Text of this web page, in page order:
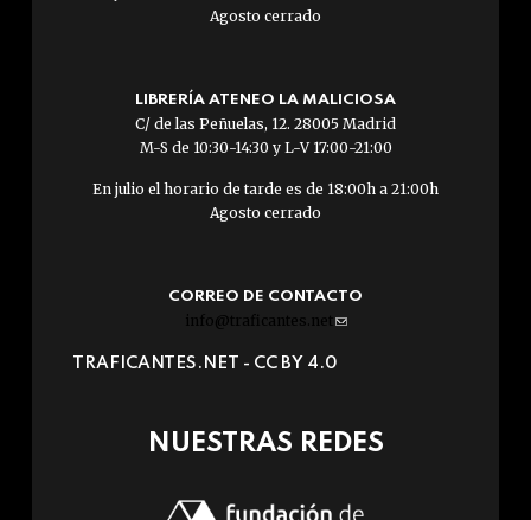
Agosto cerrado
LIBRERÍA ATENEO LA MALICIOSA
C/ de las Peñuelas, 12. 28005 Madrid
M-S de 10:30-14:30 y L-V 17:00-21:00
En julio el horario de tarde es de 18:00h a 21:00h
Agosto cerrado
CORREO DE CONTACTO
info@traficantes.net (link
e-
TRAFICANTES.NET - CC BY 4.0
NUESTRAS REDES